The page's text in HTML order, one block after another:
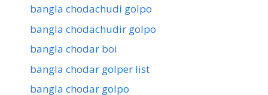
bangla chodachudi golpo
bangla chodachudir golpo
bangla chodar boi
bangla chodar golper list
bangla chodar golpo